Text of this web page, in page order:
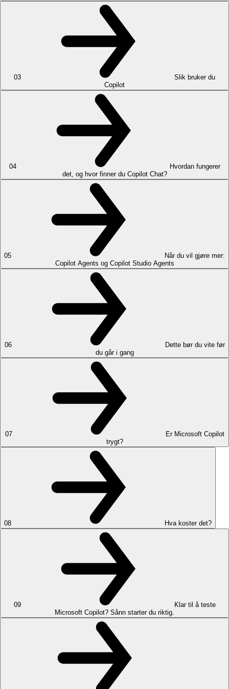
03
Slik bruker du
Copilot
04
Hvordan fungerer
det, og hvor finner du Copilot Chat?
05
Når du vil gjøre mer:
Copilot Agents og Copilot Studio Agents
06
Dette bør du vite før
du går i gang
07
Er Microsoft Copilot
trygt?
08 Hva koster det?
09
Klar til å teste
Microsoft Copilot? Sånn starter du riktig.